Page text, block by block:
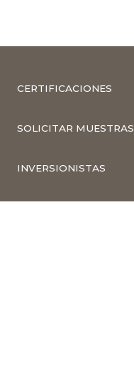
CERTIFICACIONES
SOLICITAR MUESTRAS
INVERSIONISTAS